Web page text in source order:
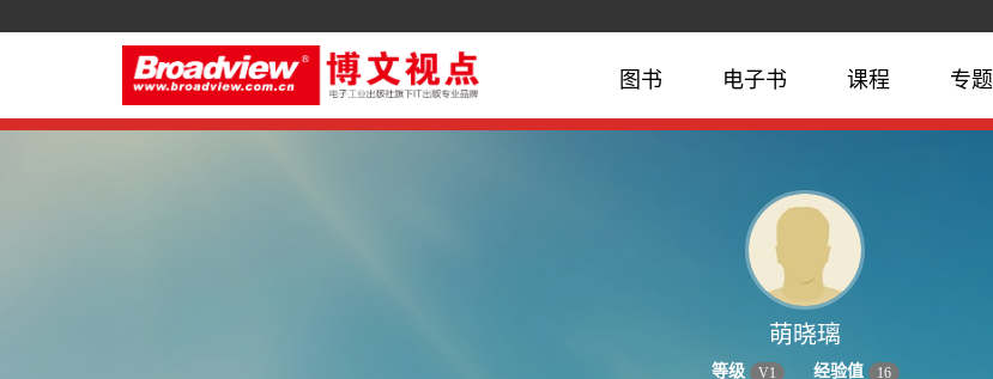
图书 电子书 课程 专题
萌晓璃
等级 V1 经验值 16